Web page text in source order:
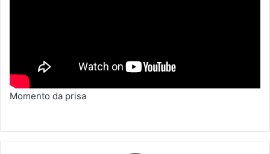
Momento da prisa